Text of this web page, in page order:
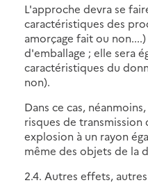
L'approche devra se
caractéristiques des
amorçage fait ou
d'emballage ; elle sera
caractéristiques du
non).
Dans ce cas,
risques de transmission
explosion à un rayon
même des objets de la
2.4. Autres effets,